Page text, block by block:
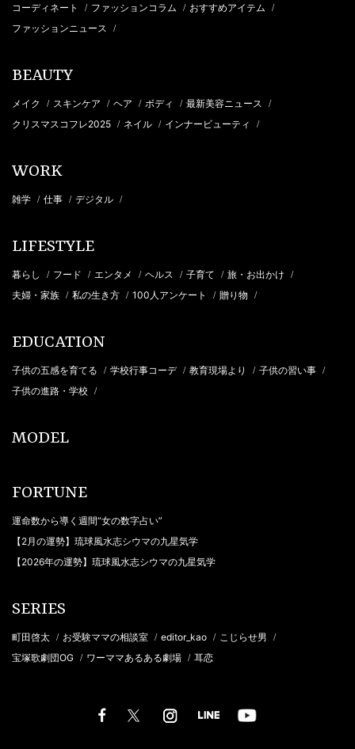
コーディネート / ファッションコラム / おすすめアイテム /
ファッションニュース /
BEAUTY
メイク / スキンケア / ヘア / ボディ / 最新美容ニュース /
クリスマスコフレ2025 / ネイル / インナービューティ /
WORK
雑学 / 仕事 / デジタル /
LIFESTYLE
暮らし / フード / エンタメ / ヘルス / 子育て / 旅・お出かけ /
夫婦・家族 / 私の生き方 / 100人アンケート / 贈り物 /
EDUCATION
子供の五感を育てる / 学校行事コーデ / 教育現場より / 子供の習い事 /
子供の進路・学校 /
MODEL
FORTUNE
運命数から導く週間“女の数字占い”
【2月の運勢】琉球風水志シウマの九星気学
【2026年の運勢】琉球風水志シウマの九星気学
SERIES
町田啓太 / お受験ママの相談室 / editor_kao / こじらせ男 /
宝塚歌劇団OG / ワーママあるある劇場 / 耳恋